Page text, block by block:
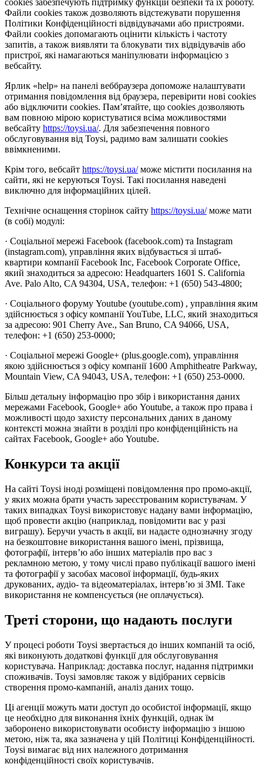
Файли cookies також дозволяють відстежувати порушення
Політики Конфіденційності відвідувачами або пристроями.
Файли cookies допомагають оцінити кількість і частоту
запитів, а також виявляти та блокувати тих відвідувачів або
пристрої, які намагаються маніпулювати інформацією з
вебсайту.
Ярлик «help» на панелі веббраузера допоможе налаштувати
отримання повідомлення від браузера, перевірити нові cookies
або відключити cookies. Пам’ятайте, що cookies дозволяють
вам повною мірою користуватися всіма можливостями
вебсайту https://toysi.ua/. Для забезпечення повного
обслуговування від Toysi, радимо вам залишати cookies
ввімкненими.
Крім того, вебсайт https://toysi.ua/може містити посилання на
сайти, які не керуються Toysi. Такі посилання наведені
виключно для інформаційних цілей.
Технічне оснащення сторінок сайту https://toysi.ua/може мати
(в собі) модулі:
· Соціальної мережі Facebook (facebook.com) та Instagram
(instagram.com), управління яких відбувається зі штаб-
квартири компанії Facebook Inc, Facebook Corporate Office,
який знаходиться за адресою: Headquarters 1601 S. California
Ave. Palo Alto, CA 94304, USA, телефон: +1 (650) 543-4800;
· Соціального форуму Youtube (youtube.com) , управління яким
здійснюється з офісу компанії YouTube, LLC, який знаходиться
за адресою: 901 Cherry Ave., San Bruno, CA 94066, USA,
телефон: +1 (650) 253-0000;
· Соціальної мережі Google+ (plus.google.com), управління
якою здійснюється з офісу компанії 1600 Amphitheatre Parkway,
Mountain View, CA 94043, USA, телефон: +1 (650) 253-0000.
Більш детальну інформацію про збір і використання даних
мережами Facebook, Google+ або Youtube, а також про права і
можливості щодо захисту персональних даних в даному
контексті можна знайти в розділі про конфіденційність на
сайтах Facebook, Google+ або Youtube.
Конкурси та акції
На сайті Toysi іноді розміщені повідомлення про промо-акції,
у яких можна брати участь зареєстрованим користувачам. У
таких випадках Toysi використовує надану вами інформацію,
щоб провести акцію (наприклад, повідомити вас у разі
виграшу). Беручи участь в акції, ви надаєте однозначну згоду
на безкоштовне використання вашого імені, прізвища,
фотографії, інтерв’ю або інших матеріалів про вас з
рекламною метою, у тому числі право публікації вашого імені
та фотографії у засобах масової інформації, будь-яких
друкованих, аудіо- та відеоматеріалах, інтерв’ю зі ЗМІ. Таке
використання не компенсується (не оплачується).
Треті сторони, що надають послуги
У процесі роботи Toysi звертається до інших компаній та осіб,
які виконують додаткові функції для обслуговування
користувача. Наприклад: доставка послуг, надання підтримки
споживачів. Toysi замовляє також у відібраних сервісів
створення промо-кампаній, аналіз даних тощо.
Ці агенції можуть мати доступ до особистої інформації, якщо
це необхідно для виконання їхніх функцій, однак їм
заборонено використовувати особисту інформацію з іншою
метою, ніж та, яка зазначена у цій Політиці Конфіденційності.
Toysi вимагає від них належного дотримання
конфіденційності своїх користувачів.